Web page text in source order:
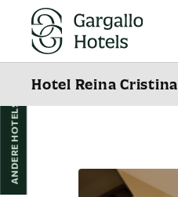
Hotel Reina Cristina
ANDERE HOTELS